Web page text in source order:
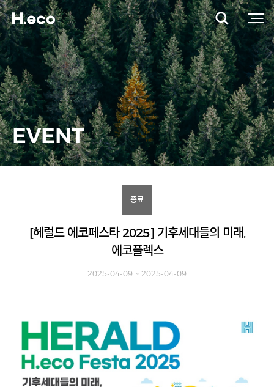
EVENT
종료
[헤럴드 에코페스타 2025] 기후세대들의 미래,
에코플렉스
2025-04-09 ~ 2025-04-09